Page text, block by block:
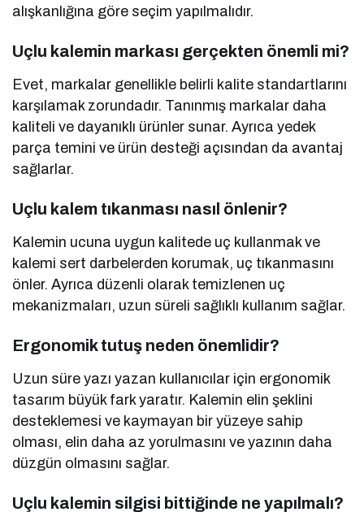
alışkanlığına göre seçim yapılmalıdır.
Uçlu kalemin markası gerçekten önemli mi?
Evet, markalar genellikle belirli kalite standartlarını
karşılamak zorundadır. Tanınmış markalar daha
kaliteli ve dayanıklı ürünler sunar. Ayrıca yedek
parça temini ve ürün desteği açısından da avantaj
sağlarlar.
Uçlu kalem tıkanması nasıl önlenir?
Kalemin ucuna uygun kalitede uç kullanmak ve
kalemi sert darbelerden korumak, uç tıkanmasını
önler. Ayrıca düzenli olarak temizlenen uç
mekanizmaları, uzun süreli sağlıklı kullanım sağlar.
Ergonomik tutuş neden önemlidir?
Uzun süre yazı yazan kullanıcılar için ergonomik
tasarım büyük fark yaratır. Kalemin elin şeklini
desteklemesi ve kaymayan bir yüzeye sahip
olması, elin daha az yorulmasını ve yazının daha
düzgün olmasını sağlar.
Uçlu kalemin silgisi bittiğinde ne yapılmalı?